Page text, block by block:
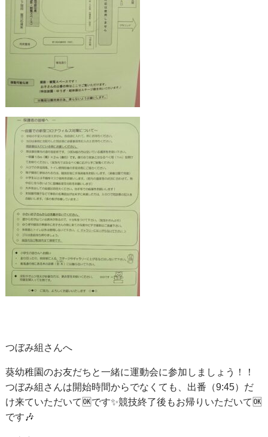
つぼみ組さんへ
葵幼稚園のお友だちと一緒に運動会に参加しましょう！！
つぼみ組さんは開始時間からでなくても、出番（9:45）だ
け来ていただいて🆗です✨競技終了後もお帰りいただいて🆗
です🎶